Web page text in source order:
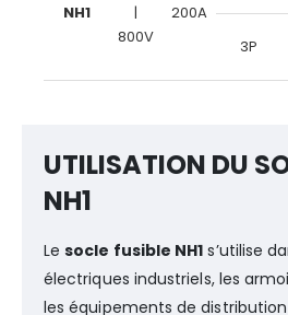
NH1
|
800V
200A
3P
UTILISATION DU
NH1
Lesocle fusible NH1 s’utilise
électriques industriels, les
les équipements de distribution